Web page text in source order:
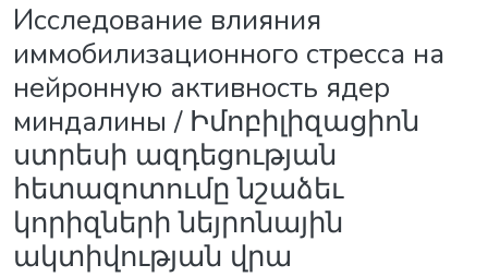
Исследование влияния
иммобилизационного стресса на
нейронную активность ядер
миндалины / Իմոբիլիզացիոն
ստրեսի ազդեցության
հետազոտումը նշաձեւ
կորիզների նեյրոնային
ակտիվության վրա